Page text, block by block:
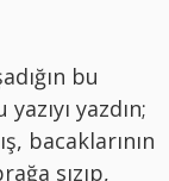
bu
yazdın;
bacaklarının
sızıp,